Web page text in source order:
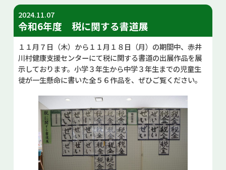
2024.11.07
令和6年度 税に関する書道展
１１月７日（木）から１１月１８日（月）の期間中、赤井
川村健康支援センターにて税に関する書道の出展作品を展
示しております。小学３年生から中学３年生までの児童生
徒が一生懸命に書いた全５６作品を、ぜひご覧ください。